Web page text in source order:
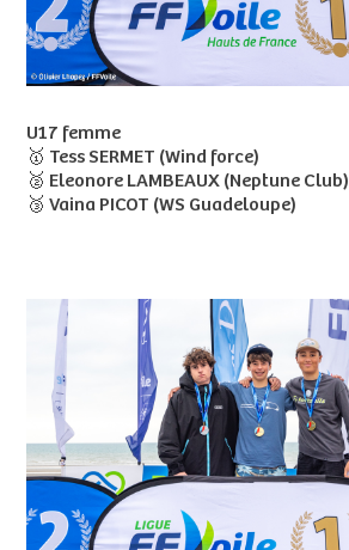
U17 femme
🥇 Tess SERMET (Wind force)
🥈 Eleonore LAMBEAUX (Neptune Club)
🥉 Vaina PICOT (WS Guadeloupe)